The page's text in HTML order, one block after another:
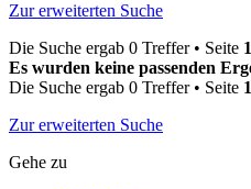
Zur erweiterten Suche
Die Suche ergab 0 Treffer • Seite 1
Es wurden keine passenden
Die Suche ergab 0 Treffer • Seite 1
Zur erweiterten Suche
Gehe zu